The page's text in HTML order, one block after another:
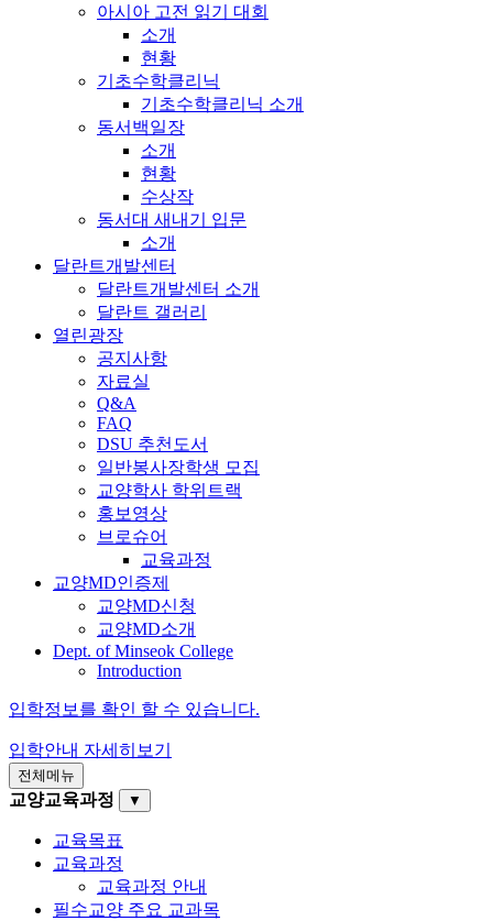
아시아 고전 읽기 대회
소개
현황
기초수학클리닉
기초수학클리닉 소개
동서백일장
소개
현황
수상작
동서대 새내기 입문
소개
달란트개발센터
달란트개발센터 소개
달란트 갤러리
열린광장
공지사항
자료실
Q&A
FAQ
DSU 추천도서
일반봉사장학생 모집
교양학사 학위트랙
홍보영상
브로슈어
교육과정
교양MD인증제
교양MD신청
교양MD소개
Dept. of Minseok College
Introduction
입학정보를 확인 할 수 있습니다.
입학안내 자세히보기
전체메뉴
교양교육과정 ▼
교육목표
교육과정
교육과정 안내
필수교양 주요 교과목